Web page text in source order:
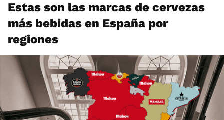
Estas son las marcas de cervezas
más bebidas en España por
regiones